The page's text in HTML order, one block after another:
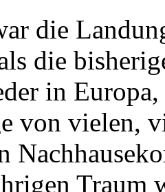
die
die
in
von vielen,
Traum